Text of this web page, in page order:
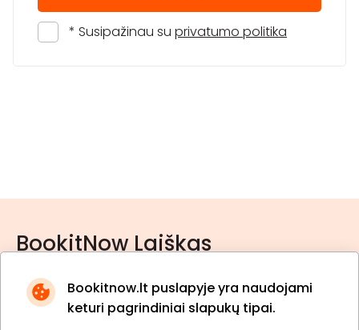
Bookitnow.lt puslapyje yra naudojami
keturi pagrindiniai slapukų tipai.
* Susipažinau su privatumo politika
BookitNow Laiškas